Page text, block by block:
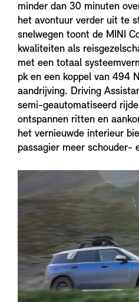
minder dan 30 minuten
het avontuur verder uit te
snelwegen toont de MINI
kwaliteiten als
met een totaal
pk en een koppel van 494
aandrijving. Driving
semi-geautomatiseerd
ontspannen ritten en
het vernieuwde interieur
passagier meer schouder-